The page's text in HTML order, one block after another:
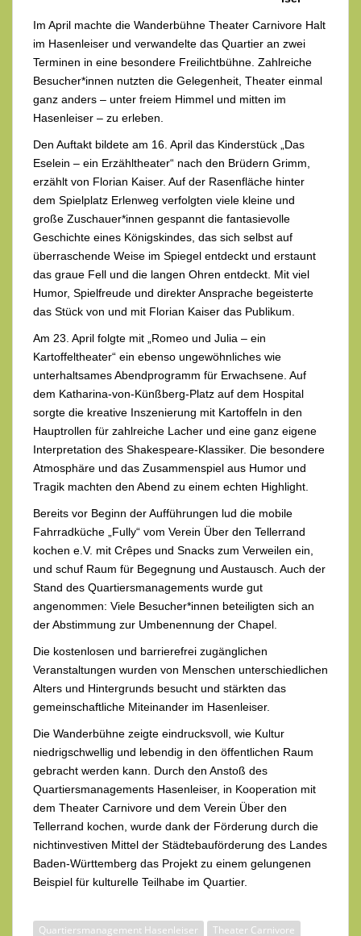
Im April machte die Wanderbühne Theater Carnivore Halt
im Hasenleiser und verwandelte das Quartier an zwei
Terminen in eine besondere Freilichtbühne. Zahlreiche
Besucher*innen nutzten die Gelegenheit, Theater einmal
ganz anders – unter freiem Himmel und mitten im
Hasenleiser – zu erleben.
Den Auftakt bildete am 16. April das Kinderstück „Das
Eselein – ein Erzähltheater“ nach den Brüdern Grimm,
erzählt von Florian Kaiser. Auf der Rasenfläche hinter
dem Spielplatz Erlenweg verfolgten viele kleine und
große Zuschauer*innen gespannt die fantasievolle
Geschichte eines Königskindes, das sich selbst auf
überraschende Weise im Spiegel entdeckt und erstaunt
das graue Fell und die langen Ohren entdeckt. Mit viel
Humor, Spielfreude und direkter Ansprache begeisterte
das Stück von und mit Florian Kaiser das Publikum.
Am 23. April folgte mit „Romeo und Julia – ein
Kartoffeltheater“ ein ebenso ungewöhnliches wie
unterhaltsames Abendprogramm für Erwachsene. Auf
dem Katharina-von-Künßberg-Platz auf dem Hospital
sorgte die kreative Inszenierung mit Kartoffeln in den
Hauptrollen für zahlreiche Lacher und eine ganz eigene
Interpretation des Shakespeare-Klassiker. Die besondere
Atmosphäre und das Zusammenspiel aus Humor und
Tragik machten den Abend zu einem echten Highlight.
Bereits vor Beginn der Aufführungen lud die mobile
Fahrradküche „Fully“ vom Verein Über den Tellerrand
kochen e.V. mit Crêpes und Snacks zum Verweilen ein,
und schuf Raum für Begegnung und Austausch. Auch der
Stand des Quartiersmanagements wurde gut
angenommen: Viele Besucher*innen beteiligten sich an
der Abstimmung zur Umbenennung der Chapel.
Die kostenlosen und barrierefrei zugänglichen
Veranstaltungen wurden von Menschen unterschiedlichen
Alters und Hintergrunds besucht und stärkten das
gemeinschaftliche Miteinander im Hasenleiser.
Die Wanderbühne zeigte eindrucksvoll, wie Kultur
niedrigschwellig und lebendig in den öffentlichen Raum
gebracht werden kann. Durch den Anstoß des
Quartiersmanagements Hasenleiser, in Kooperation mit
dem Theater Carnivore und dem Verein Über den
Tellerrand kochen, wurde dank der Förderung durch die
nichtinvestiven Mittel der Städtebauförderung des Landes
Baden-Württemberg das Projekt zu einem gelungenen
Beispiel für kulturelle Teilhabe im Quartier.
Quartiersmanagement Hasenleiser
Theater Carnivore